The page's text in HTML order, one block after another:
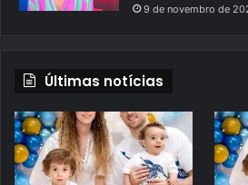
9 de novembro de
Últimas notícias